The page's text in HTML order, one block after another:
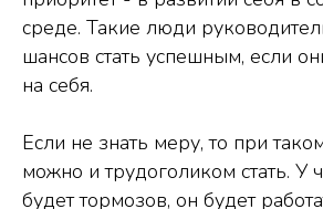
среде. Такие люди
шансов стать успешным, если
на себя.
Если не знать меру, то при
можно и трудоголиком стать. У
будет тормозов, он будет